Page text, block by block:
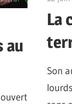
au
La
Son